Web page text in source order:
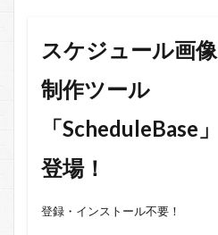
スケジュール画像
制作ツール
「ScheduleBase」
登場！
登録・インストール不要！